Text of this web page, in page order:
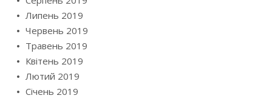
Липень 2019
Червень 2019
Травень 2019
Квітень 2019
Лютий 2019
Січень 2019